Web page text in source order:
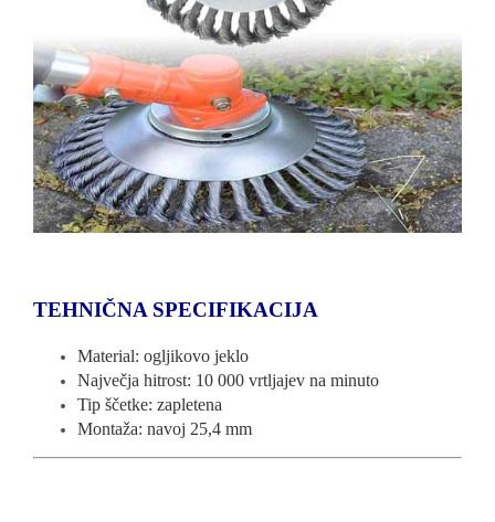
TEHNIČNA SPECIFIKACIJA
Material: ogljikovo jeklo
Največja hitrost: 10 000 vrtljajev na minuto
Tip ščetke: zapletena
Montaža: navoj 25,4 mm